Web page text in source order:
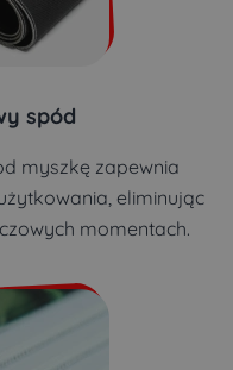
spód
myszkę zapewnia
eliminując
momentach.